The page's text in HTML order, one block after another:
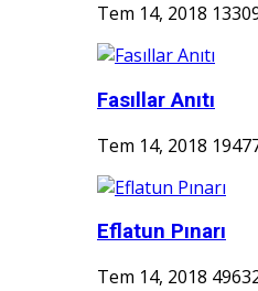
Tem 14, 2018
Fasıllar Anıtı
Tem 14, 2018
Eflatun Pınarı
Tem 14, 2018